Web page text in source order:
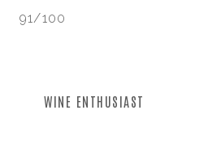
91/100
WINE ENTHUSIAST